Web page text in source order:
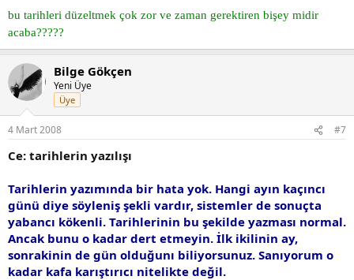
bu tarihleri düzeltmek çok zor ve zaman gerektiren bişey midir
acaba?????
Bilge Gökçen
Yeni Üye
Üye
4 Mart 2008 #7
Ce: tarihlerin yazılışı
Tarihlerin yazımında bir hata yok. Hangi ayın kaçıncı
günü diye söyleniş şekli vardır, sistemler de sonuçta
yabancı kökenli. Tarihlerinin bu şekilde yazması normal.
Ancak bunu o kadar dert etmeyin. İlk ikilinin ay,
sonrakinin de gün olduğunı biliyorsunuz. Sanıyorum o
kadar kafa karıştırıcı nitelikte değil.